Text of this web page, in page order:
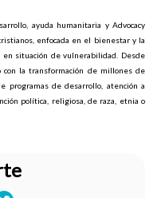
ayuda humanitaria y Advocacy
enfocada en el bienestar y la
situación de vulnerabilidad. Desde
la transformación de millones de
programas de desarrollo, atención a
política, religiosa, de raza, etnia o